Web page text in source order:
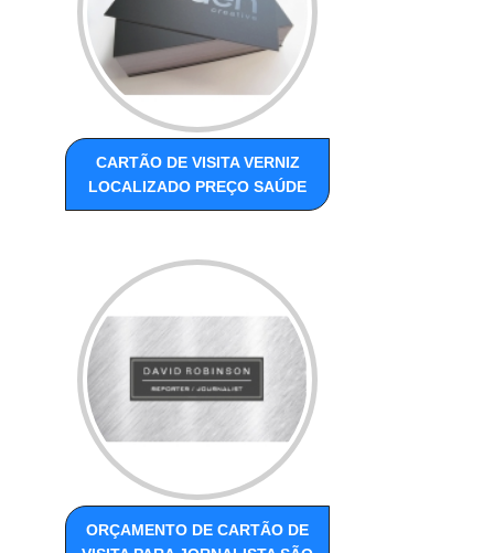
CARTÃO DE VISITA VERNIZ
LOCALIZADO PREÇO SAÚDE
ORÇAMENTO DE CARTÃO DE